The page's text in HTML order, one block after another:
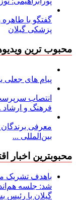
گفتگو با
پزشکی گیلان
محبوب ترین
پیام های جعلی
انتصاب
فرهنگ و ارشاد
معرفی برندگان
بین‌المللی ...
محبوبترین اخبار
باهدف تشریک
شد: جلسه
گیلان با رئیس